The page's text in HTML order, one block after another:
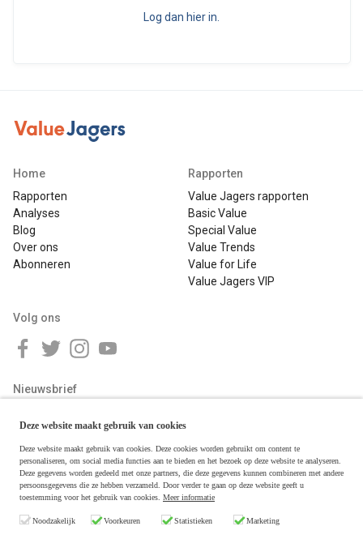
Log dan hier in.
Home
Rapporten
Analyses
Blog
Over ons
Abonneren
Rapporten
Value Jagers rapporten
Basic Value
Special Value
Value Trends
Value for Life
Value Jagers VIP
Volg ons
Nieuwsbrief
Deze website maakt gebruik van cookies
Deze website maakt gebruik van cookies. Deze cookies worden gebruikt om content te
personaliseren, om social media functies aan te bieden en het bezoek op deze website te analyseren.
Deze gegevens worden gedeeld met onze partners, die deze gegevens kunnen combineren met andere
persoonsgegevens die ze hebben verzameld. Door verder te gaan op deze website geeft u
toestemming voor het gebruik van cookies. Meer informatie
Noodzakelijk Voorkeuren Statistieken Marketing